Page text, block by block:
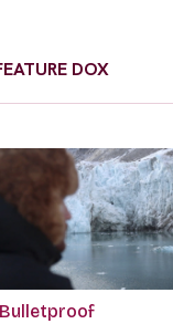
DOX
Bulletproof